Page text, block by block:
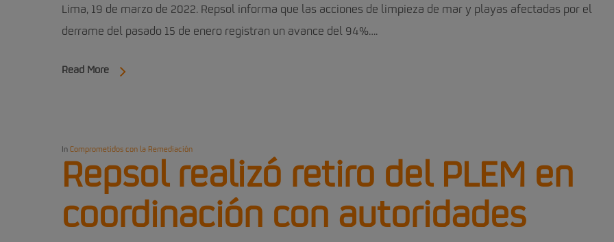
Lima, 19 de marzo de 2022. Repsol informa que las acciones de limpieza de mar y playas afectadas por el
derrame del pasado 15 de enero registran un avance del 94%….
Read More
In Comprometidos con la Remediación
Repsol realizó retiro del PLEM en
coordinación con autoridades